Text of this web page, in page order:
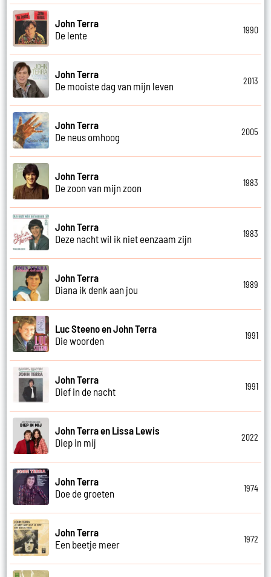
John Terra
De lente
1990
John Terra
De mooiste dag van mijn leven
2013
John Terra
De neus omhoog
2005
John Terra
De zoon van mijn zoon
1983
John Terra
Deze nacht wil ik niet eenzaam zijn
1983
John Terra
Diana ik denk aan jou
1989
Luc Steeno en John Terra
Die woorden
1991
John Terra
Dief in de nacht
1991
John Terra en Lissa Lewis
Diep in mij
2022
John Terra
Doe de groeten
1974
John Terra
Een beetje meer
1972